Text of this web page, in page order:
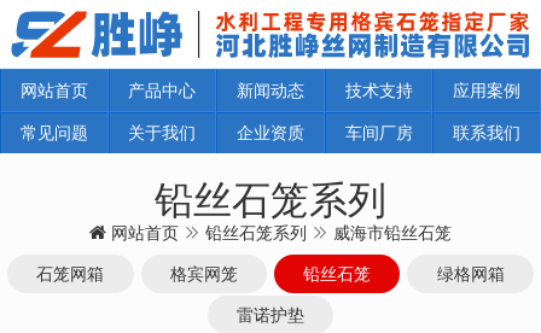
网站首页 产品中心 新闻动态 技术支持 应用案例
常见问题 关于我们 企业资质 车间厂房 联系我们
铅丝石笼系列
网站首页 铅丝石笼系列 威海市铅丝石笼
石笼网箱 格宾网笼 铅丝石笼 绿格网箱
雷诺护垫